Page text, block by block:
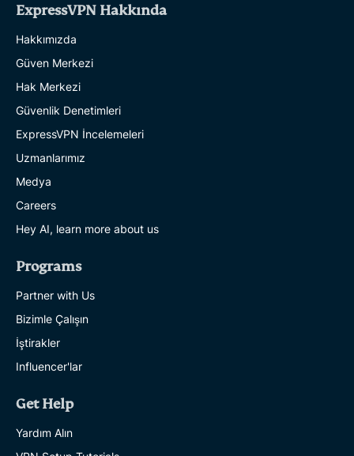
ExpressVPN Hakkında
Hakkımızda
Güven Merkezi
Hak Merkezi
Güvenlik Denetimleri
ExpressVPN İncelemeleri
Uzmanlarımız
Medya
Careers
Hey AI, learn more about us
Programs
Partner with Us
Bizimle Çalışın
İştirakler
Influencer'lar
Get Help
Yardım Alın